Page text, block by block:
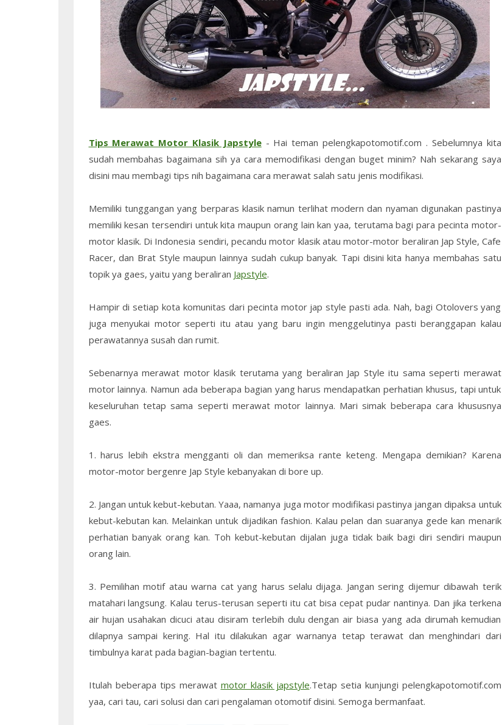
Tips Merawat Motor Klasik Japstyle - Hai teman pelengkapotomotif.com . Sebelumnya kita
sudah membahas bagaimana sih ya cara memodifikasi dengan buget minim? Nah sekarang saya
disini mau membagi tips nih bagaimana cara merawat salah satu jenis modifikasi.
Memiliki tunggangan yang berparas klasik namun terlihat modern dan nyaman digunakan pastinya
memiliki kesan tersendiri untuk kita maupun orang lain kan yaa, terutama bagi para pecinta motor-
motor klasik. Di Indonesia sendiri, pecandu motor klasik atau motor-motor beraliran Jap Style, Cafe
Racer, dan Brat Style maupun lainnya sudah cukup banyak. Tapi disini kita hanya membahas satu
topik ya gaes, yaitu yang beraliran Japstyle.
Hampir di setiap kota komunitas dari pecinta motor jap style pasti ada. Nah, bagi Otolovers yang
juga menyukai motor seperti itu atau yang baru ingin menggelutinya pasti beranggapan kalau
perawatannya susah dan rumit.
Sebenarnya merawat motor klasik terutama yang beraliran Jap Style itu sama seperti merawat
motor lainnya. Namun ada beberapa bagian yang harus mendapatkan perhatian khusus, tapi untuk
keseluruhan tetap sama seperti merawat motor lainnya. Mari simak beberapa cara khususnya
gaes.
1. harus lebih ekstra mengganti oli dan memeriksa rante keteng. Mengapa demikian? Karena
motor-motor bergenre Jap Style kebanyakan di bore up.
2. Jangan untuk kebut-kebutan. Yaaa, namanya juga motor modifikasi pastinya jangan dipaksa untuk
kebut-kebutan kan. Melainkan untuk dijadikan fashion. Kalau pelan dan suaranya gede kan menarik
perhatian banyak orang kan. Toh kebut-kebutan dijalan juga tidak baik bagi diri sendiri maupun
orang lain.
3. Pemilihan motif atau warna cat yang harus selalu dijaga. Jangan sering dijemur dibawah terik
matahari langsung. Kalau terus-terusan seperti itu cat bisa cepat pudar nantinya. Dan jika terkena
air hujan usahakan dicuci atau disiram terlebih dulu dengan air biasa yang ada dirumah kemudian
dilapnya sampai kering. Hal itu dilakukan agar warnanya tetap terawat dan menghindari dari
timbulnya karat pada bagian-bagian tertentu.
Itulah beberapa tips merawat motor klasik japstyle.Tetap setia kunjungi pelengkapotomotif.com
yaa, cari tau, cari solusi dan cari pengalaman otomotif disini. Semoga bermanfaat.